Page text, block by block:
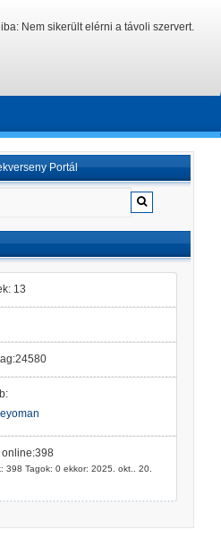
Nem sikerült elérni a távoli szervert.
Portál
13
online:398
398 Tagok: 0 ekkor: 2025. okt.. 20.